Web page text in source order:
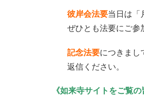
彼岸会法要当日は「
ぜひとも法要にご参
記念法要につきまし
返信ください。
《如来寺サイトをご覧の